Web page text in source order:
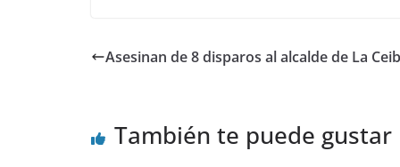
Asesinan de 8 disparos al alcalde de La
También te puede gustar